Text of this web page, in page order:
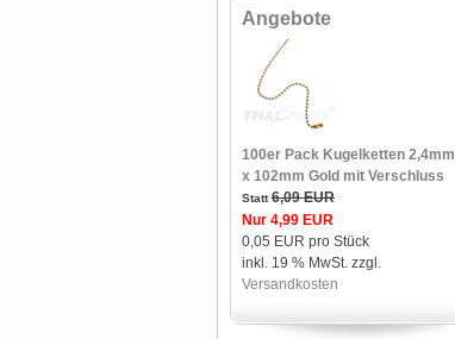
Angebote
100er Pack Kugelketten 2,4mm
x 102mm Gold mit Verschluss
Statt6,09 EUR
Nur 4,99 EUR
0,05 EUR pro Stück
inkl. 19 % MwSt. zzgl.
Versandkosten